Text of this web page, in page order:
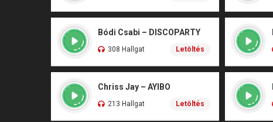
Bódi Csabi – DISCOPARTY
308 Hallgat Letöltés
Chriss Jay – AYIBO
213 Hallgat Letöltés